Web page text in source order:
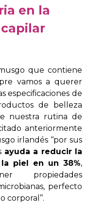
en la
que contiene
vamos a querer
especificaciones de
de belleza
nuestra rutina de
anteriormente
irlandés ‘‘por sus
ayuda a reducir la
piel en un 38%,
propiedades
perfecto
corporal’’.